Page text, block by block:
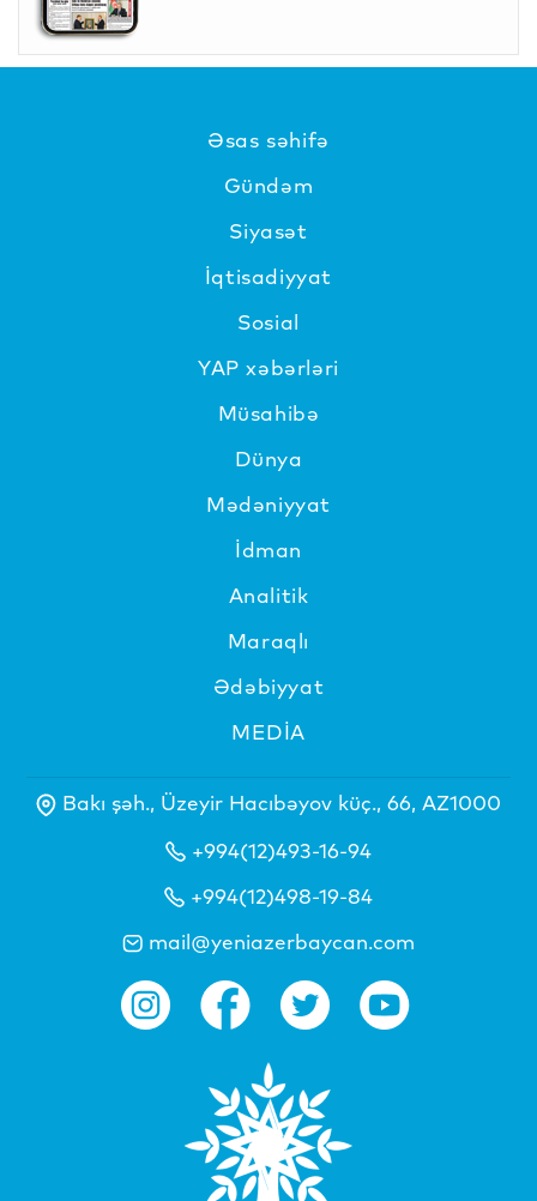
Əsas səhifə
Gündəm
Siyasət
İqtisadiyyat
Sosial
YAP xəbərləri
Müsahibə
Dünya
Mədəniyyat
İdman
Analitik
Maraqlı
Ədəbiyyat
MEDİA
Bakı şəh., Üzeyir Hacıbəyov küç., 66, AZ1000
+994(12)493-16-94
+994(12)498-19-84
mail@yeniazerbaycan.com